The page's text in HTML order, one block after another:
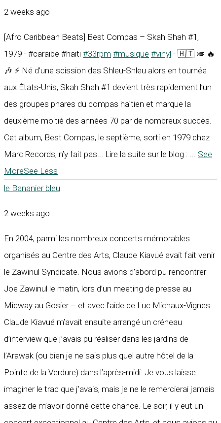
2 weeks ago
[Afro Caribbean Beats] Best Compas – Skah Shah #1,
1979 - #caraïbe #haïti #33rpm #musique #vinyl - 🇭🇹 🎺 🔥
🎶 ⚡ Né d’une scission des Shleu-Shleu alors en tournée
aux États-Unis, Skah Shah #1 devient très rapidement l’un
des groupes phares du compas haïtien et marque la
deuxième moitié des années 70 par de nombreux succès.
Cet album, Best Compas, le septième, sorti en 1979 chez
Marc Records, n’y fait pas... Lire la suite sur le blog : ... See
MoreSee Less
le Bananier bleu
2 weeks ago
En 2004, parmi les nombreux concerts mémorables
organisés au Centre des Arts, Claude Kiavué avait fait venir
le Zawinul Syndicate. Nous avions d’abord pu rencontrer
Joe Zawinul le matin, lors d’un meeting de presse au
Midway au Gosier – et avec l’aide de Luc Michaux-Vignes.
Claude Kiavué m’avait ensuite arrangé un créneau
d’interview que j’avais pu réaliser dans les jardins de
l’Arawak (ou bien je ne sais plus quel autre hôtel de la
Pointe de la Verdure) dans l’après-midi. Je vous laisse
imaginer le trac que j’avais, mais je ne le remercierai jamais
assez de m’avoir donné cette chance. Le soir, il y eut un